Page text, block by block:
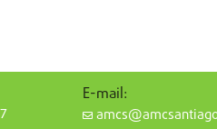
E-mail: